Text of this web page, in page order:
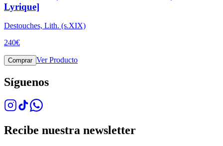
Lyrique]
Destouches, Lith. (s.XIX)
240€
Comprar Ver Producto
Síguenos
Recibe nuestra newsletter